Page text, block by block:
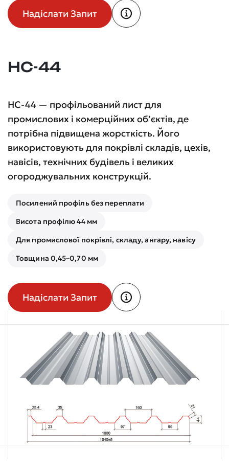
Надіслати Запит
НС-44
НС-44 — профільований лист для
промислових і комерційних об’єктів, де
потрібна підвищена жорсткість. Його
використовують для покрівлі складів, цехів,
навісів, технічних будівель і великих
огороджувальних конструкцій.
Посилений профіль без переплати
Висота профілю 44 мм
Для промислової покрівлі, складу, ангару, навісу
Товщина 0,45–0,70 мм
Надіслати Запит